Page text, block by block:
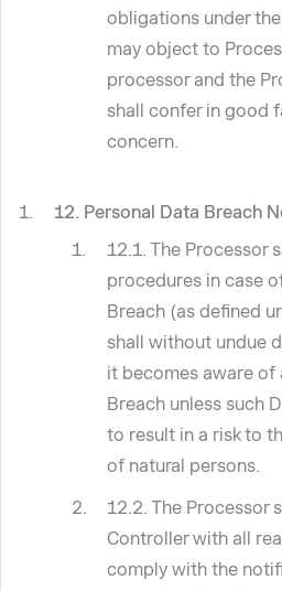
obligations under
may object to
processor and the
shall confer in good
concern.
12. Personal Data Breach
12.1. The Processor
procedures in case
Breach (as defined
shall without undue
it becomes aware of
Breach unless such
to result in a risk to
of natural persons.
12.2. The Processor
Controller with all
comply with the